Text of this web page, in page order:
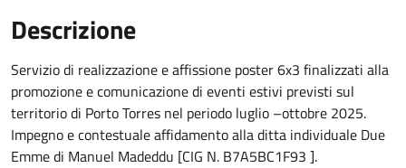
Descrizione
Servizio di realizzazione e affissione poster 6x3 finalizzati alla
promozione e comunicazione di eventi estivi previsti sul
territorio di Porto Torres nel periodo luglio –ottobre 2025.
Impegno e contestuale affidamento alla ditta individuale Due
Emme di Manuel Madeddu [CIG N. B7A5BC1F93 ].